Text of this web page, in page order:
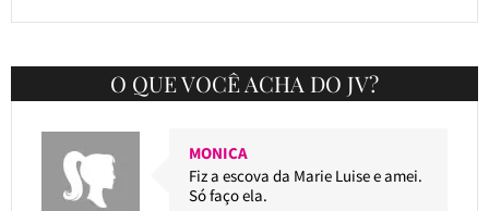
O QUE VOCÊ ACHA DO JV?
MONICA
Fiz a escova da Marie Luise e amei.
Só faço ela.